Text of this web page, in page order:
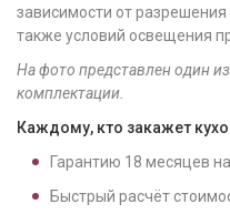
зависимости от
также условий освещения
На фото представлен один
комплектации.
Каждому, кто закажет
Гарантию 18 месяцев
Быстрый расчёт